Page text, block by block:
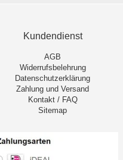
Kundendienst
AGB
Widerrufsbelehrung
Datenschutzerklärung
Zahlung und Versand
Kontakt / FAQ
Sitemap